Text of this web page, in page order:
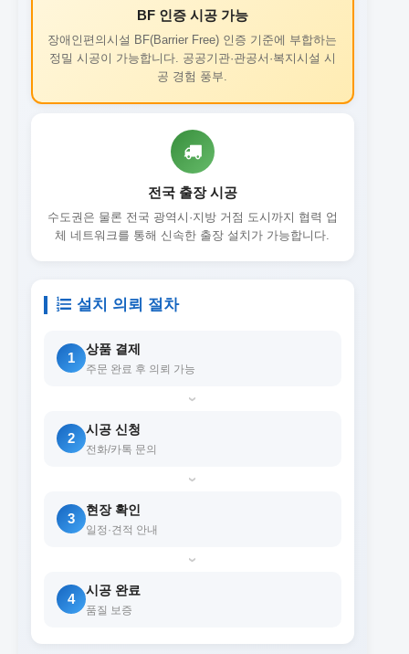
BF 인증 시공 가능
장애인편의시설 BF(Barrier Free) 인증 기준에 부합하는
정밀 시공이 가능합니다. 공공기관·관공서·복지시설 시
공 경험 풍부.
전국 출장 시공
수도권은 물론 전국 광역시·지방 거점 도시까지 협력 업
체 네트워크를 통해 신속한 출장 설치가 가능합니다.
설치 의뢰 절차
1
상품 결제
주문 완료 후 의뢰 가능
›
2
시공 신청
전화/카톡 문의
›
3
현장 확인
일정·견적 안내
›
4
시공 완료
품질 보증